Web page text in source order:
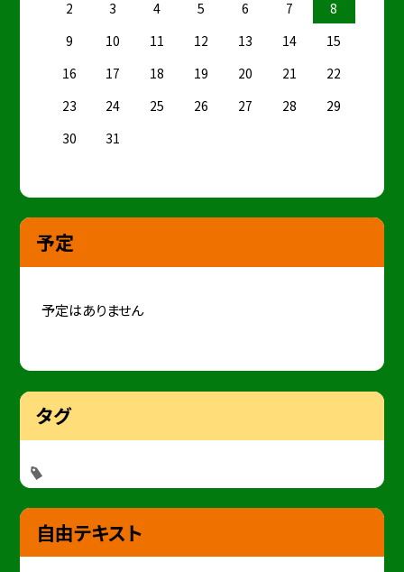
2 3 4 5 6 7
8
9
10 11 12 13 14
15
16
17 18 19 20 21
22
23
24 25 26 27 28
29
30
31
予定
予定はありません
タグ
自由テキスト